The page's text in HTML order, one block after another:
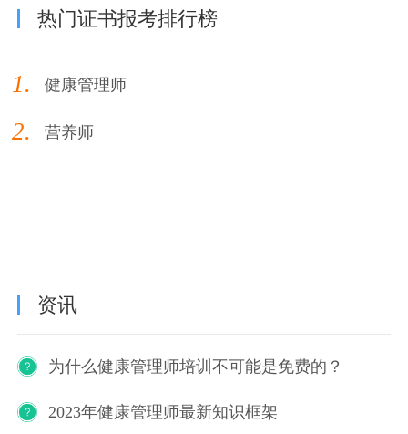
热门证书报考排行榜
1. 健康管理师
2. 营养师
资讯
为什么健康管理师培训不可能是免费的？
2023年健康管理师最新知识框架